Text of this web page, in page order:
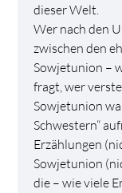
dieser Welt.
Wer nach den
zwischen den
Sowjetunion –
fragt, wer
Sowjetunion
Schwestern“
Erzählungen
Sowjetunion
die – wie viele